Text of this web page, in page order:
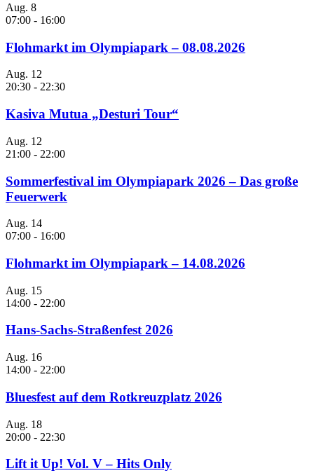
Aug. 8
07:00 - 16:00
Flohmarkt im Olympiapark – 08.08.2026
Aug. 12
20:30 - 22:30
Kasiva Mutua „Desturi Tour“
Aug. 12
21:00 - 22:00
Sommerfestival im Olympiapark 2026 – Das große
Feuerwerk
Aug. 14
07:00 - 16:00
Flohmarkt im Olympiapark – 14.08.2026
Aug. 15
14:00 - 22:00
Hans-Sachs-Straßenfest 2026
Aug. 16
14:00 - 22:00
Bluesfest auf dem Rotkreuzplatz 2026
Aug. 18
20:00 - 22:30
Lift it Up! Vol. V – Hits Only